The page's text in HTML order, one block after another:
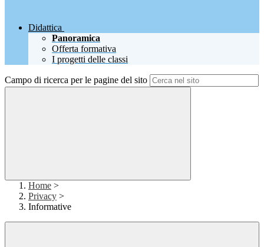
Didattica
Panoramica
Offerta formativa
I progetti delle classi
Campo di ricerca per le pagine del sito
Home >
Privacy >
Informative